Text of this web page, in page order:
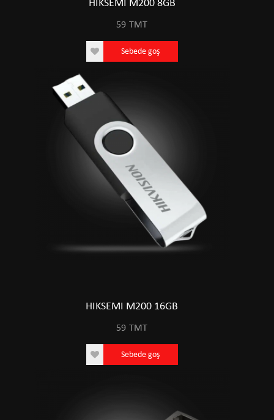
HIKSEMI M200 8GB
59 TMT
Sebede goş
HIKSEMI M200 16GB
59 TMT
Sebede goş